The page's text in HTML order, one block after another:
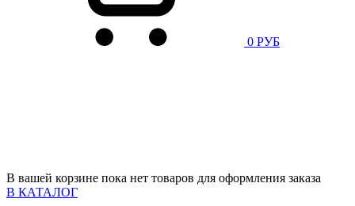
0 РУБ
В вашей корзине пока нет товаров для оформления заказа
В КАТАЛОГ